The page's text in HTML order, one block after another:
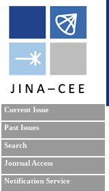
Current Issue
Past Issues
Search
Journal Access
Notification Service